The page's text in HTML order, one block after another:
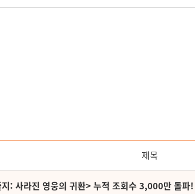
제목
: 사라진 영웅의 귀환> 누적 조회수 3,000만 돌파!